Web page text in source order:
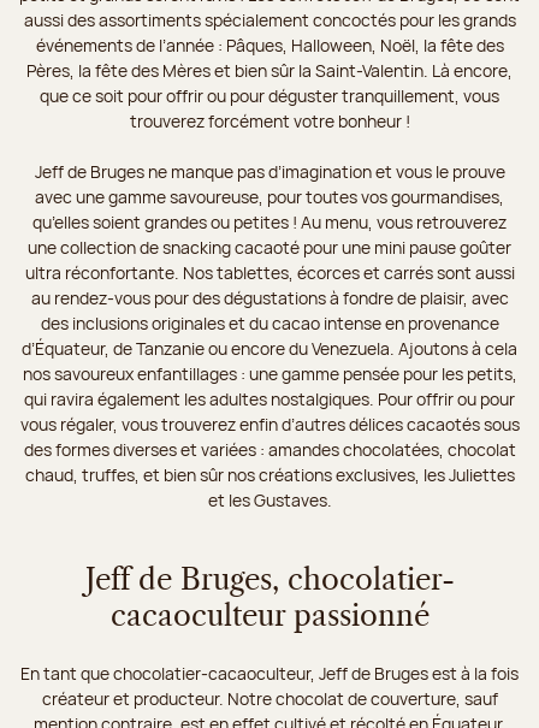
aussi des assortiments spécialement concoctés pour les grands
événements de l’année : Pâques, Halloween, Noël, la fête des
Pères, la fête des Mères et bien sûr la Saint-Valentin. Là encore,
que ce soit pour offrir ou pour déguster tranquillement, vous
trouverez forcément votre bonheur !
Jeff de Bruges ne manque pas d’imagination et vous le prouve
avec une gamme savoureuse, pour toutes vos gourmandises,
qu’elles soient grandes ou petites ! Au menu, vous retrouverez
une collection de snacking cacaoté pour une mini pause goûter
ultra réconfortante. Nos tablettes, écorces et carrés sont aussi
au rendez-vous pour des dégustations à fondre de plaisir, avec
des inclusions originales et du cacao intense en provenance
d’Équateur, de Tanzanie ou encore du Venezuela. Ajoutons à cela
nos savoureux enfantillages : une gamme pensée pour les petits,
qui ravira également les adultes nostalgiques. Pour offrir ou pour
vous régaler, vous trouverez enfin d’autres délices cacaotés sous
des formes diverses et variées : amandes chocolatées, chocolat
chaud, truffes, et bien sûr nos créations exclusives, les Juliettes
et les Gustaves.
Jeff de Bruges, chocolatier-
cacaoculteur passionné
En tant que chocolatier-cacaoculteur, Jeff de Bruges est à la fois
créateur et producteur. Notre chocolat de couverture, sauf